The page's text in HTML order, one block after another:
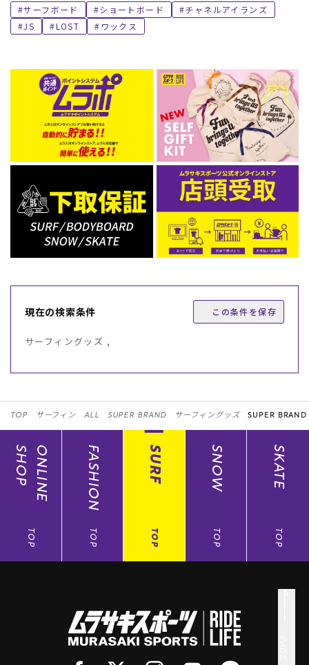
サーフボード ショートボード
チャネルアイランズ
JS
LOST ワックス
現在の検索条件 この条件を保存
サーフィングッズ ,
TOP サーフィン ALL SUPER BRAND サーフィングッズ SUPER BRAND
ONLINE
SHOP
TOP
FASHION
TOP
SURF
TOP
SNOW
TOP
SKATE
TOP